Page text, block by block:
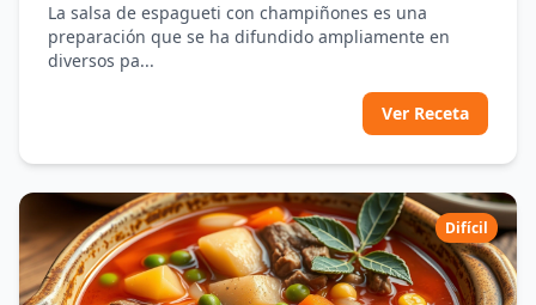
La salsa de espagueti con champiñones es una
preparación que se ha difundido ampliamente en
diversos pa...
Ver Receta
Difícil